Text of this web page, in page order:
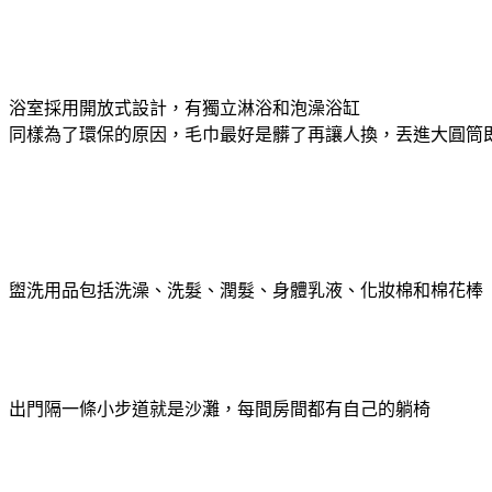
浴室採用開放式設計，有獨立淋浴和泡澡浴缸
同樣為了環保的原因，毛巾最好是髒了再讓人換，丟進大圓筒
盥洗用品包括洗澡、洗髮、潤髮、身體乳液、化妝棉和棉花棒
出門隔一條小步道就是沙灘，每間房間都有自己的躺椅